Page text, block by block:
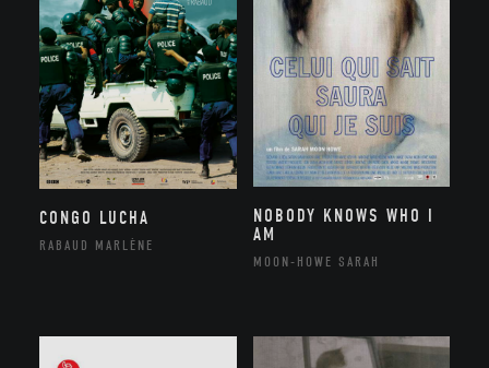
CONGO LUCHA
RABAUD MARLÈNE
NOBODY KNOWS WHO I
AM
MOON-HOWE SARAH